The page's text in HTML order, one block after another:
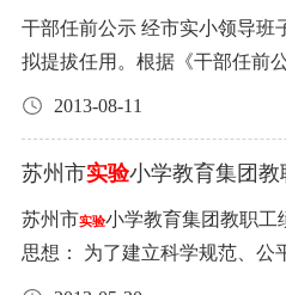
斤 4000 鸭 斤 2500 合计 说明： 1、本次投标中标价精确到
角（0.1元）。 2、食品招标具体要求见说明书，请各投标
人详细了解。 3、本表复印无效，未盖学校公章无效。 投
标人单位（盖章）： 投标人（签名）： 身份证号码： 投标
时间： 附表三：实验小学教育
标表 类别：大米、食用油 品名 规格 品牌 单位 月供应量 单
价 金额 大米 斤 35000 非转基因食用油 升 3000 金龙鱼 升 2
类交人民币贰仟元（￥2000.0
人把保证金原数退还给未中标
作为合同履约金。 2、若投标时间已到，某类食品不足3家
参加投标，则按相关采购规定由集
人自行承担投标时的一切费用。 4、报名后因故不能参
8月10日下午3：00。 6、对投标人的经营场所逐个实地考
察、论证是否符合招标要求。
不设置吸烟区，不摆放烟具，
牌冠名学校、教学楼。学校小
和学校禁烟监督电话。根据实
置少量吸烟区，并要设置明显
康”等提醒标识。吸烟区设置应
中场地和必经通道。有条件的
相关登记表）。 二、关于请假审批权限： （一）对于一般
教职工请假审批权限的规定： 1、病事假请假时间在半天以
天以内、病假时间在半天以上
小学部教师由教导处主任审批
务处主任审批并记录，基地教
录。 3、事假时间在一天以上、病假时间在三天以上的必须
由校长室审批。 （二）对于中层助理及以上行政管理人员
桂芳、陈旻莉 二等奖18人 余 佳、李耘雯、蔡红雨、胡方
平、袁苏红、张 敏、刘 毓、陆文红、黄立宇、孙雪飞、贾
婷赟、蒋 利、徐雯霞、柴勤芬、苏 蕙、俞 璐、黄蕊芳、毕
金娟 三等奖50人 崔逸静、沈 祎、赵 倩、舒 蓉、吴灵燕、
袁晴靖、杨 筱、朱 赟、孙莹莹、吴嘉琳、张新华、陈 芳、
王 骊、俞家骊、宋 贤、钱 艳、王 莉、陆文龙、堵佳璐、
头作用，不断提升自己的专业
大的贡献。 附件：2013年苏州
师”名单 苏州市
附件： 2013年苏州市实验小学教
语文：黄立宇、贾婷赟、董 铭 小学科学：张 慧 小学德
干部任前公示 经市实小领导班子研究决定，曹蔚萍等同志
拟提拔任用。根据《干部任前
之规定，现进行公示。 公示时间：2013年8月11日～2013年
电65201415。反映情况和问题
校 2013年8月11日 公示名单 曹蔚萍，女，1971.7.3出生，19
94.8.1参加工作，大学学历，
2013-08-11
苏州市实验小学教育集团
苏州市实验小学教育集团教职工绩效
思想： 为了建立科学规范、公平合理的绩效考核评价体
系，正确评价学校教职工的德